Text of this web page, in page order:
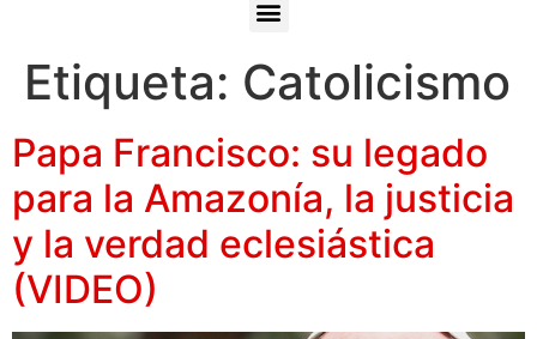
Etiqueta: Catolicismo
Papa Francisco: su legado
para la Amazonía, la justicia
y la verdad eclesiástica
(VIDEO)